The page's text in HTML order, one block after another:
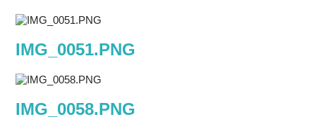
IMG_0051.PNG
IMG_0058.PNG